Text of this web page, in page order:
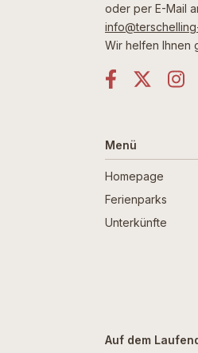
oder per E-Mail
Wir helfen Ihnen
Menü
Homepage
Ferienparks
Unterkünfte
Auf dem